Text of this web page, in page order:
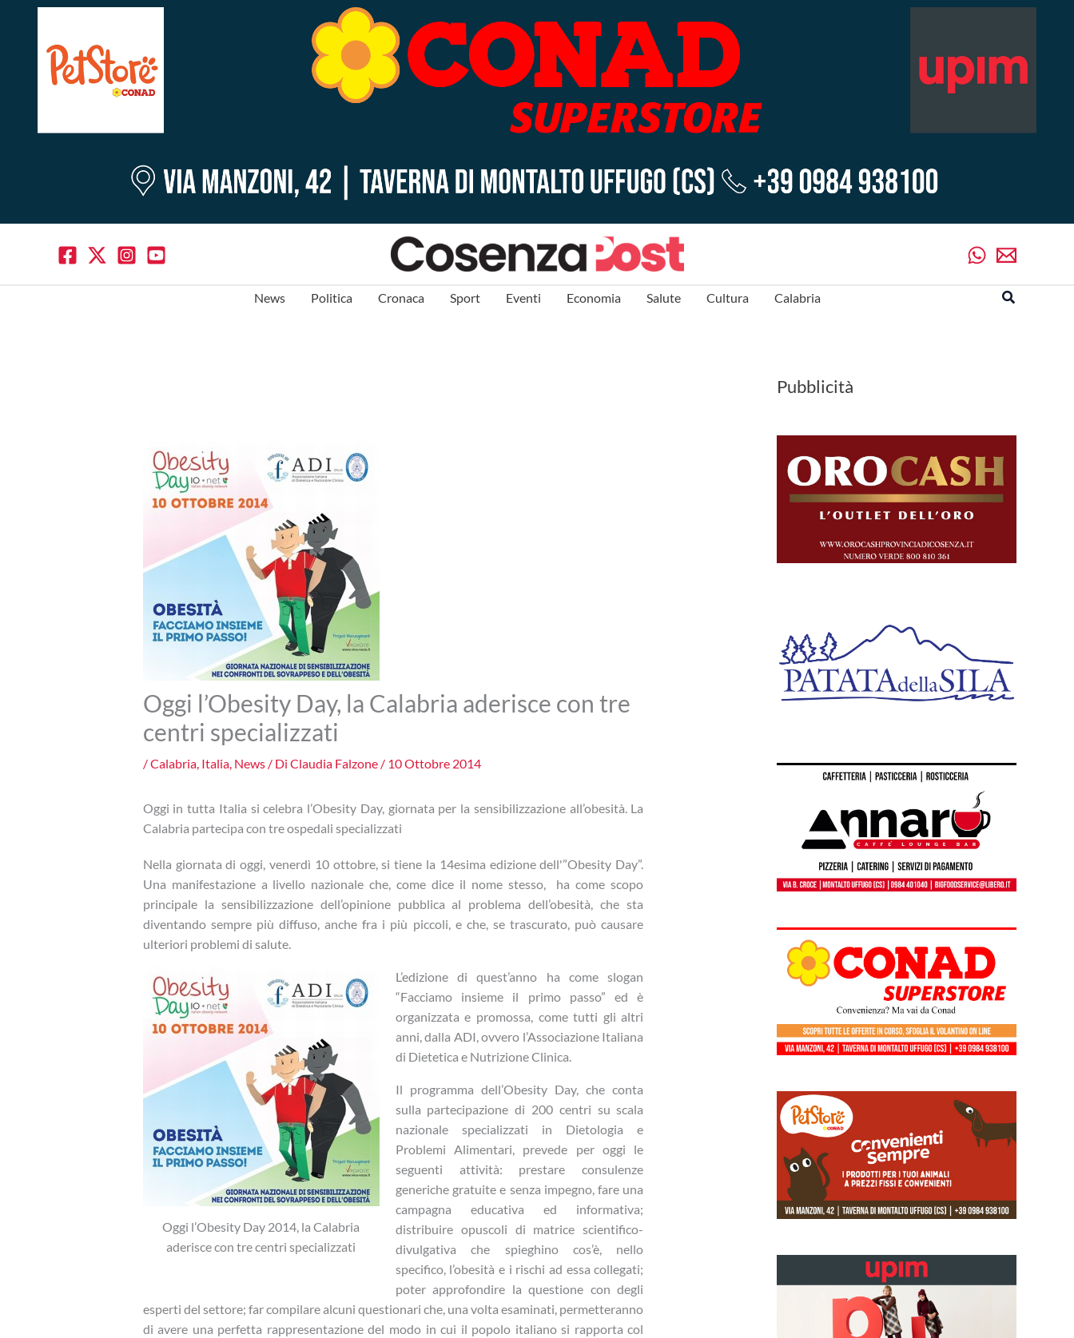
News Politica Cronaca Sport Eventi Economia Salute Cultura Calabria Cerca
Oggi l’Obesity Day, la Calabria aderisce con tre
centri specializzati
/Calabria, Italia, News/ Di Claudia Falzone / 10 Ottobre 2014
Oggi in tutta Italia si celebra l’Obesity Day, giornata per la sensibilizzazione all’obesità. La
Calabria partecipa con tre ospedali specializzati
Nella giornata di oggi, venerdì 10 ottobre, si tiene la 14esima edizione dell'”Obesity Day”.
Una manifestazione a livello nazionale che, come dice il nome stesso, ha come scopo
principale la sensibilizzazione dell’opinione pubblica al problema dell’obesità, che sta
diventando sempre più diffuso, anche fra i più piccoli, e che, se trascurato, può causare
ulteriori problemi di salute.
Oggi l’Obesity Day 2014, la Calabria
aderisce con tre centri specializzati
L’edizione di quest’anno ha come slogan
“Facciamo insieme il primo passo” ed è
organizzata e promossa, come tutti gli altri
anni, dalla ADI, ovvero l’Associazione Italiana
di Dietetica e Nutrizione Clinica.
Il programma dell’Obesity Day, che conta
sulla partecipazione di 200 centri su scala
nazionale specializzati in Dietologia e
Problemi Alimentari, prevede per oggi le
seguenti attività: prestare consulenze
generiche gratuite e senza impegno, fare una
campagna educativa ed informativa;
distribuire opuscoli di matrice scientifico-
divulgativa che spieghino cos’è, nello
specifico, l’obesità e i rischi ad essa collegati;
poter approfondire la questione con degli
esperti del settore; far compilare alcuni questionari che, una volta esaminati, permetteranno
di avere una perfetta rappresentazione del modo in cui il popolo italiano si rapporta col
Pubblicità